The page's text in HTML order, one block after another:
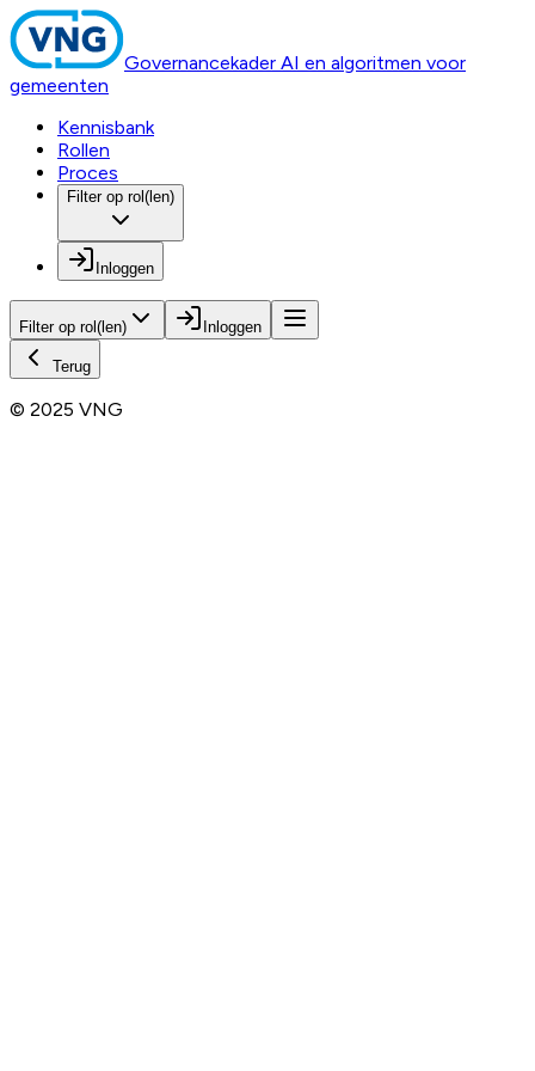
Governancekader AI en algoritmen voor
gemeenten
Kennisbank
Rollen
Proces
Filter op rol(len)
Inloggen
Filter op rol(len) Inloggen
Terug
© 2025 VNG